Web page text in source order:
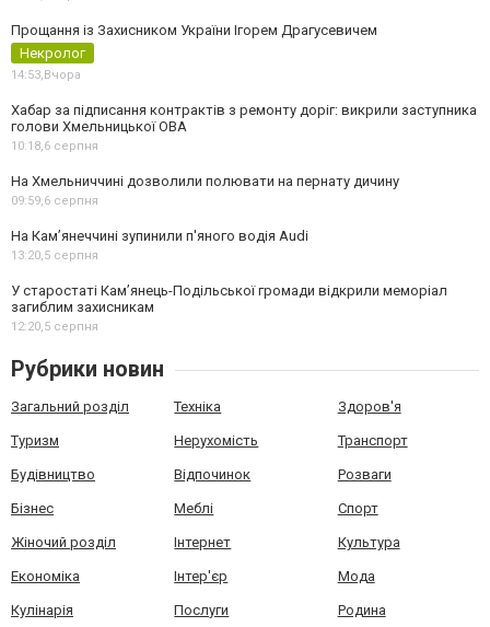
Прощання із Захисником України Ігорем Драгусевичем
Некролог
14:53,Вчора
Хабар за підписання контрактів з ремонту доріг: викрили заступника
голови Хмельницької ОВА
10:18,6 серпня
На Хмельниччині дозволили полювати на пернату дичину
09:59,6 серпня
На Камʼянеччині зупинили п'яного водія Audi
13:20,5 серпня
У старостаті Кам’янець-Подільської громади відкрили меморіал
загиблим захисникам
12:20,5 серпня
Рубрики новин
Загальний розділ Техніка Здоров'я
Туризм Нерухомість Транспорт
Будівництво Відпочинок Розваги
Бізнес Меблі Спорт
Жіночий розділ Інтернет Культура
Економіка Інтер'єр Мода
Кулінарія Послуги Родина